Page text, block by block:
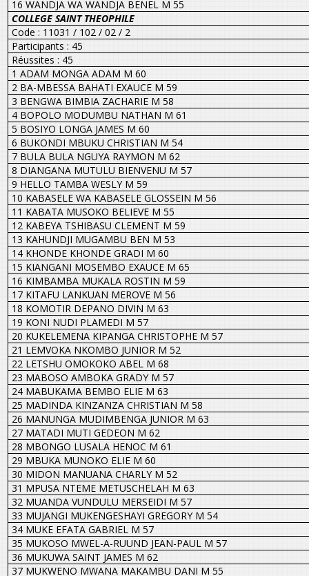
16 WANDJA WA WANDJA BENEL M 55
COLLEGE SAINT THEOPHILE
Code : 11031 / 102 / 02 / 2
Participants : 45
Réussites : 45
1 ADAM MONGA ADAM M 60
2 BA-MBESSA BAHATI EXAUCE M 59
3 BENGWA BIMBIA ZACHARIE M 58
4 BOPOLO MODUMBU NATHAN M 61
5 BOSIYO LONGA JAMES M 60
6 BUKONDI MBUKU CHRISTIAN M 54
7 BULA BULA NGUYA RAYMON M 62
8 DIANGANA MUTULU BIENVENU M 57
9 HELLO TAMBA WESLY M 59
10 KABASELE WA KABASELE GLOSSEIN M 56
11 KABATA MUSOKO BELIEVE M 55
12 KABEYA TSHIBASU CLEMENT M 59
13 KAHUNDJI MUGAMBU BEN M 53
14 KHONDE KHONDE GRADI M 60
15 KIANGANI MOSEMBO EXAUCE M 65
16 KIMBAMBA MUKALA ROSTIN M 59
17 KITAFU LANKUAN MEROVE M 56
18 KOMOTIR DEPANO DIVIN M 63
19 KONI NUDI PLAMEDI M 57
20 KUKELEMENA KIPANGA CHRISTOPHE M 57
21 LEMVOKA NKOMBO JUNIOR M 52
22 LETSHU OMOKOKO ABEL M 68
23 MABOSO AMBOKA GRADY M 57
24 MABUKAMA BEMBO ELIE M 63
25 MADINDA KINZANZA CHRISTIAN M 58
26 MANUNGA MUDIMBENGA JUNIOR M 63
27 MATADI MUTI GEDEON M 62
28 MBONGO LUSALA HENOC M 61
29 MBUKA MUNOKO ELIE M 60
30 MIDON MANUANA CHARLY M 52
31 MPUSA NTEME METUSCHELAH M 63
32 MUANDA VUNDULU MERSEIDI M 57
33 MUJANGI MUKENGESHAYI GREGORY M 54
34 MUKE EFATA GABRIEL M 57
35 MUKOSO MWEL-A-RUUND JEAN-PAUL M 57
36 MUKUWA SAINT JAMES M 62
37 MUKWENO MWANA MAKAMBU DANI M 55